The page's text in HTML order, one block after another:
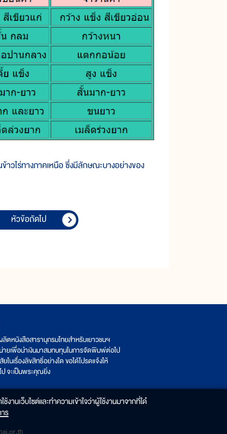
ร่ทางภาคเหนือ ซึ่งมีลักษณะบางอย่างของ
หัวข้อถัดไป
ตหนังสือสารานุกรมไทยสำหรับเยาวชนฯ
น่ายเพื่อนำเงินมาสมทบทุนในการจัดพิมพ์ต่อไป
เรื่องลิขสิทธิ์อย่างใด ขอได้โปรดแจ้งให้
จะเป็นพระคุณยิ่ง
านเว็บไซต์และทำความเข้าใจว่าผู้ใช้งานมาจากที่ใด๋
ร